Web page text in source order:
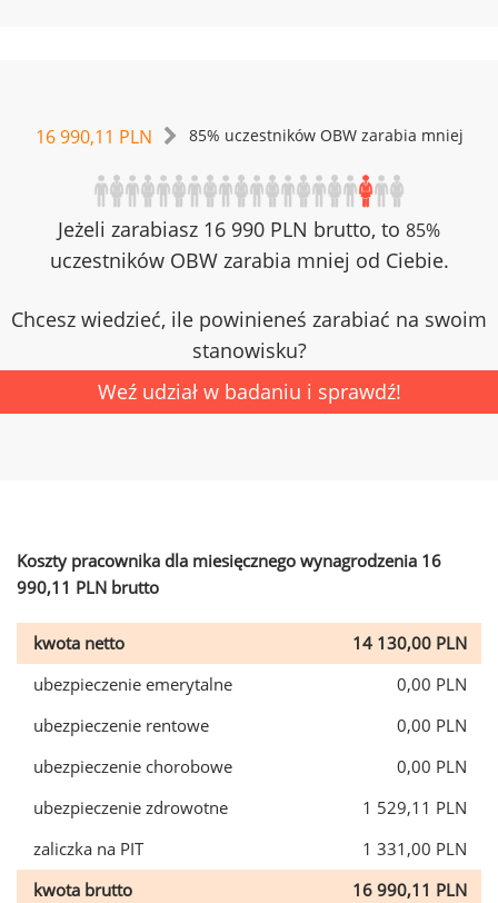
16 990,11 PLN 85% uczestników OBW zarabia mniej
Jeżeli zarabiasz 16 990 PLN brutto, to 85%
uczestników OBW zarabia mniej od Ciebie.
Chcesz wiedzieć, ile powinieneś zarabiać na swoim
stanowisku?
Weź udział w badaniu i sprawdź!
Koszty pracownika dla miesięcznego wynagrodzenia 16
990,11 PLN brutto
kwota netto
14 130,00 PLN
ubezpieczenie emerytalne
0,00 PLN
ubezpieczenie rentowe
0,00 PLN
ubezpieczenie chorobowe
0,00 PLN
ubezpieczenie zdrowotne
1 529,11 PLN
zaliczka na PIT
1 331,00 PLN
kwota brutto
16 990,11 PLN